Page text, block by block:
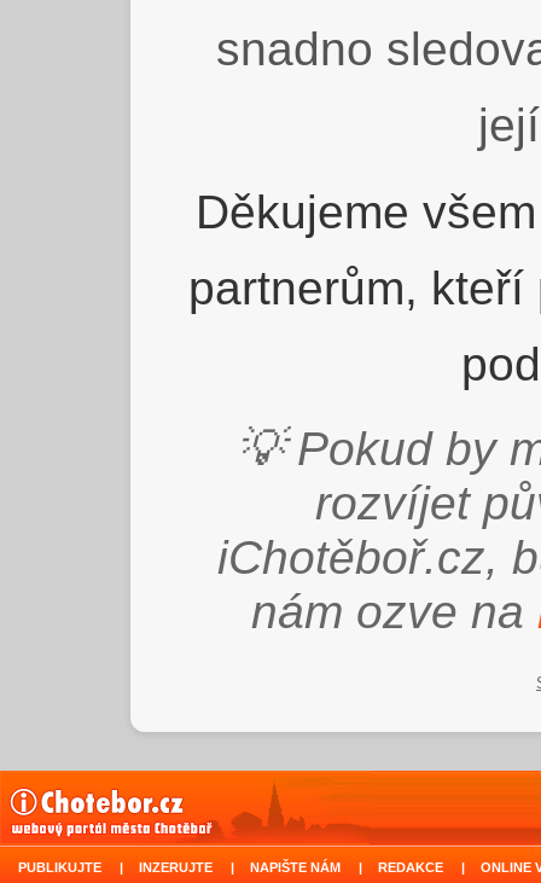
snadno
Děkujeme
partnerům,
💡 Pokud by
rozvíjet
iChotěboř.cz,
nám ozve na
PUBLIKUJTE | INZERUJTE | NAPIŠTE NÁM | REDAKCE | ONLINE